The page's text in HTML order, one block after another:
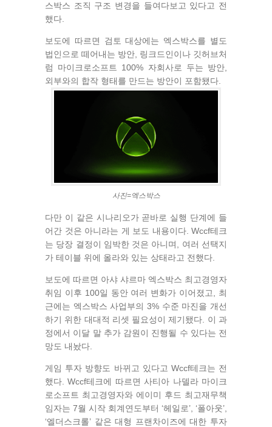
스박스 조직 구조 변경을 들여다보고 있다고 전
했다.
보도에 따르면 검토 대상에는 엑스박스를 별도
법인으로 떼어내는 방안, 링크드인이나 깃허브처
럼 마이크로소프트 100% 자회사로 두는 방안,
외부와의 합작 형태를 만드는 방안이 포함됐다.
사진=엑스박스
다만 이 같은 시나리오가 곧바로 실행 단계에 들
어간 것은 아니라는 게 보도 내용이다. Wccf테크
는 당장 결정이 임박한 것은 아니며, 여러 선택지
가 테이블 위에 올라와 있는 상태라고 전했다.
보도에 따르면 아샤 샤르마 엑스박스 최고경영자
취임 이후 100일 동안 여러 변화가 이어졌고, 최
근에는 엑스박스 사업부의 3% 수준 마진을 개선
하기 위한 대대적 리셋 필요성이 제기됐다. 이 과
정에서 이달 말 추가 감원이 진행될 수 있다는 전
망도 내놨다.
게임 투자 방향도 바뀌고 있다고 Wccf테크는 전
했다. Wccf테크에 따르면 사티아 나델라 마이크
로소프트 최고경영자와 에이미 후드 최고재무책
임자는 7월 시작 회계연도부터 ‘헤일로’, ‘폴아웃’,
‘엘더스크롤’ 같은 대형 프랜차이즈에 대한 투자